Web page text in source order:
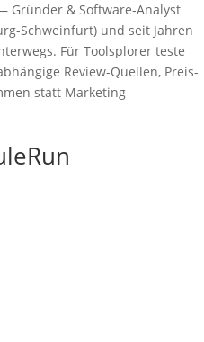
Gründer & Software-Analyst
Schweinfurt) und seit Jahren
Für Toolsplorer teste
Review-Quellen, Preis-
statt Marketing-